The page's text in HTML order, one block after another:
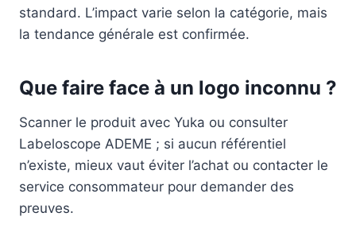
standard. L’impact varie selon la catégorie, mais
la tendance générale est confirmée.
Que faire face à un logo inconnu ?
Scanner le produit avec Yuka ou consulter
Labeloscope ADEME ; si aucun référentiel
n’existe, mieux vaut éviter l’achat ou contacter le
service consommateur pour demander des
preuves.